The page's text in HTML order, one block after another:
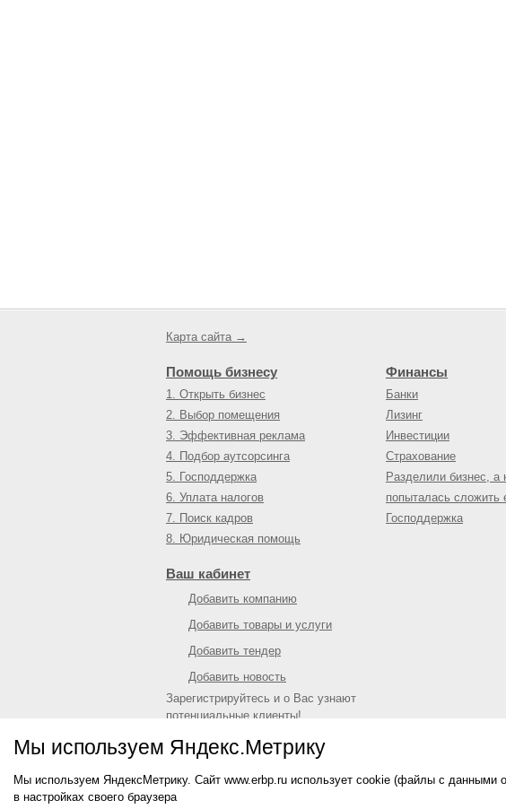
Мы используем Яндекс.Метрику
Мы используем ЯндексМетрику. Сайт www.erbp.ru использует cookie (файлы с данными
в настройках своего браузера
Карта сайта →
Помощь бизнесу
1. Открыть бизнес
2. Выбор помещения
3. Эффективная реклама
4. Подбор аутсорсинга
5. Господдержка
6. Уплата налогов
7. Поиск кадров
8. Юридическая помощь
Финансы
Банки
Лизинг
Инвестиции
Страхование
Разделили бизнес, а
попыталась сложить
Господдержка
Ваш кабинет
Добавить компанию
Добавить товары и услуги
Добавить тендер
Добавить новость
Зарегистрируйтесь и о Вас узнают
потенциальные клиенты!
© 2009—2026Единый республиканский бизнес-портал
О портале